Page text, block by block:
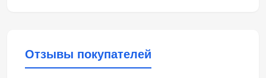
Отзывы покупателей